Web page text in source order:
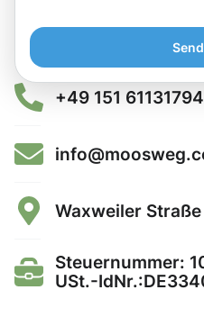
+49 151 61131794
Waxweiler
Steuernummer:
USt.-